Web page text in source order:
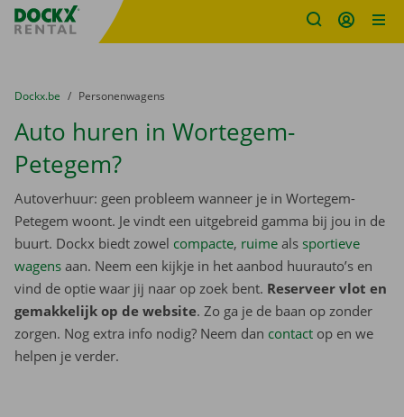
Fratello DEMO
U bevindt zich hier:
van
Dockx.be naar
Personenwagens
Auto huren in Wortegem-
Petegem?
Autoverhuur: geen probleem wanneer je in Wortegem-
Petegem woont. Je vindt een uitgebreid gamma bij jou in de
buurt. Dockx biedt zowel compacte, ruime als sportieve
wagens aan. Neem een kijkje in het aanbod huurauto’s en
vind de optie waar jij naar op zoek bent. Reserveer vlot en
gemakkelijk op de website. Zo ga je de baan op zonder
zorgen. Nog extra info nodig? Neem dan contact op en we
helpen je verder.